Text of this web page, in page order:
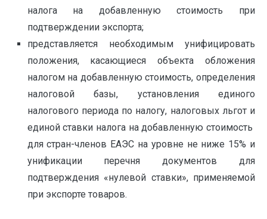
налога на добавленную стоимость при
подтверждении экспорта;
представляется необходимым унифицировать
положения, касающиеся объекта обложения
налогом на добавленную стоимость, определения
налоговой базы, установления единого
налогового периода по налогу, налоговых льгот и
единой ставки налога на добавленную стоимость
для стран-членов ЕАЭС на уровне не ниже 15% и
унификации перечня документов для
подтверждения «нулевой ставки», применяемой
при экспорте товаров.